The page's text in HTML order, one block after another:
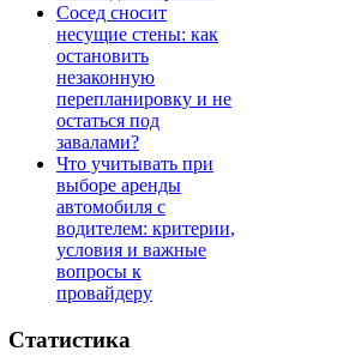
Сосед сносит
несущие стены: как
остановить
незаконную
перепланировку и не
остаться под
завалами?
Что учитывать при
выборе аренды
автомобиля с
водителем: критерии,
условия и важные
вопросы к
провайдеру
Статистика